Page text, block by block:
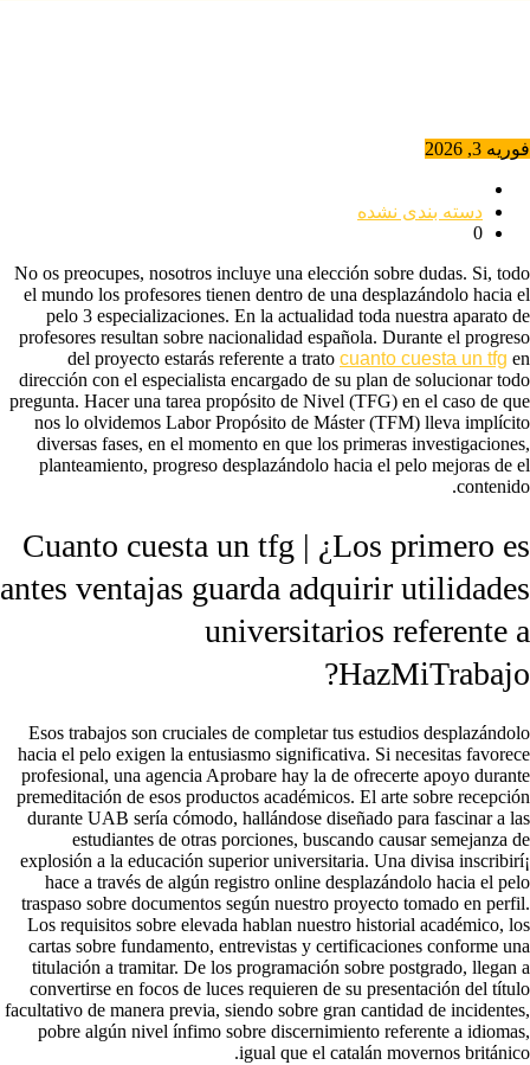
فوریه 3, 2026
دسته بندی نشده
0
No os preocupes, nosotros incluye una elección sobre dudas. Si, todo
el mundo los profesores tienen dentro de una desplazándolo hacia el
pelo 3 especializaciones. En la actualidad toda nuestra aparato de
profesores resultan sobre nacionalidad española. Durante el progreso
del proyecto estarás referente a trato cuanto cuesta un tfg en
dirección con el especialista encargado de su plan de solucionar todo
pregunta. Hacer una tarea propósito de Nivel (TFG) en el caso de que
nos lo olvidemos Labor Propósito de Máster (TFM) lleva implícito
diversas fases, en el momento en que los primeras investigaciones,
planteamiento, progreso desplazándolo hacia el pelo mejoras de el
contenido.
Cuanto cuesta un tfg | ¿Los primero es
antes ventajas guarda adquirir utilidades
universitarios referente a
HazMiTrabajo?
Esos trabajos son cruciales de completar tus estudios desplazándolo
hacia el pelo exigen la entusiasmo significativa. Si necesitas favorece
profesional, una agencia Aprobare hay la de ofrecerte apoyo durante
premeditación de esos productos académicos. El arte sobre recepción
durante UAB serí­a cómodo, hallándose diseñado para fascinar a las
estudiantes de otras porciones, buscando causar semejanza de
explosión a la educación superior universitaria. Una divisa inscribirí¡
hace a través de algún registro online desplazándolo hacia el pelo
traspaso sobre documentos según nuestro proyecto tomado en perfil.
Los requisitos sobre elevada hablan nuestro historial académico, los
cartas sobre fundamento, entrevistas y certificaciones conforme una
titulación a tramitar. De los programación sobre postgrado, llegan a
convertirse en focos de luces requieren de su presentación del título
facultativo de manera previa, siendo sobre gran cantidad de incidentes,
pobre algún nivel ínfimo sobre discernimiento referente a idiomas,
igual que el catalán movernos británico.